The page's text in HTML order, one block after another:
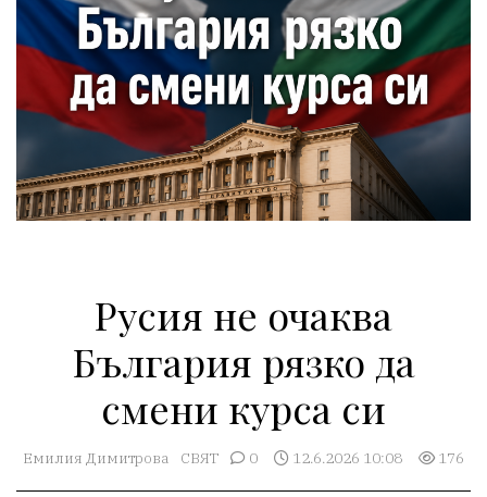
Русия не очаква
България рязко да
смени курса си
Емилия Димитрова СВЯТ 0 12.6.2026 10:08 176